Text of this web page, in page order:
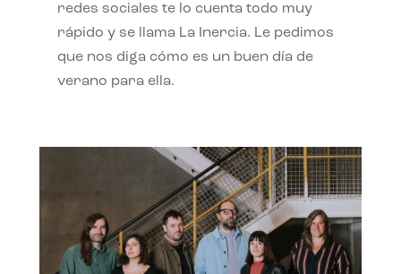
redes sociales te lo cuenta todo muy
rápido y se llama La Inercia. Le pedimos
que nos diga cómo es un buen día de
verano para ella.